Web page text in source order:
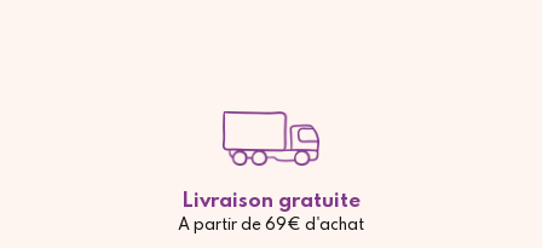
Livraison gratuite
A partir de 69€ d'achat